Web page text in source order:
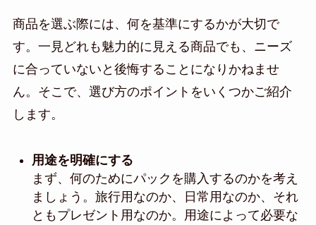
商品を選ぶ際には、何を基準にするかが大切で
す。一見どれも魅力的に見える商品でも、ニーズ
に合っていないと後悔することになりかねませ
ん。そこで、選び方のポイントをいくつかご紹介
します。
用途を明確にする
まず、何のためにパックを購入するのかを考え
ましょう。旅行用なのか、日常用なのか、それ
ともプレゼント用なのか。用途によって必要な